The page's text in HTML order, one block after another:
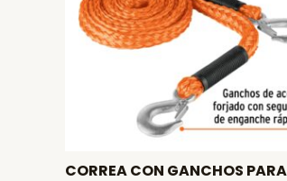
CORREA CON GANCHOS PARA